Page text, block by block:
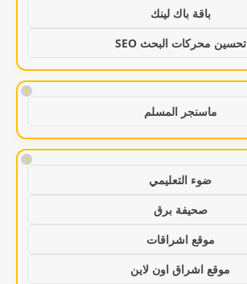
باقة باك لينك
تحسين محركات البحث SEO
!
ماسنجر المسلم
!
ضوء التعليمي
صحيفة برق
موقع اشراقات
موقع اشراق اون لاين